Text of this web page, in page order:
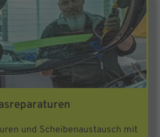
und Scheibenaustausch mit